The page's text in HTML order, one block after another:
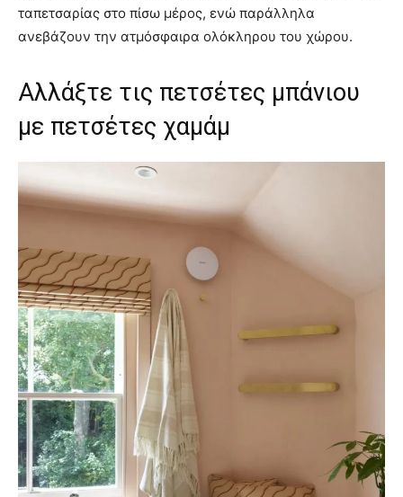
ταπετσαρίας στο πίσω μέρος, ενώ παράλληλα
ανεβάζουν την ατμόσφαιρα ολόκληρου του χώρου.
Αλλάξτε τις πετσέτες μπάνιου
με πετσέτες χαμάμ